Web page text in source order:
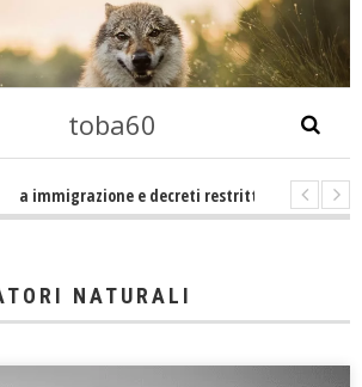
toba60
e decreti restrittivi della libertà sociale
NATURALI